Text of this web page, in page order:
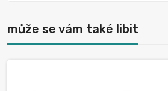
může se vám také libit